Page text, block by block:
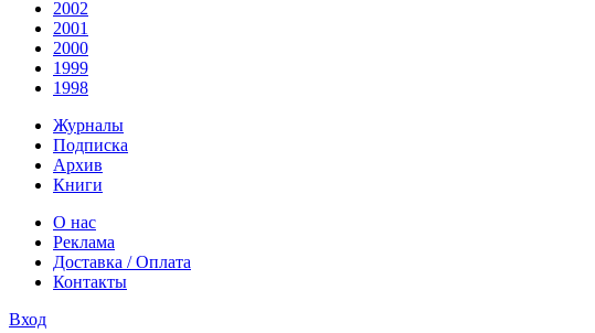
2002
2001
2000
1999
1998
Журналы
Подписка
Архив
Книги
О нас
Реклама
Доставка / Оплата
Контакты
Вход